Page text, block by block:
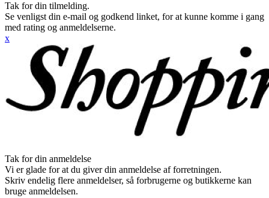
Tak for din tilmelding.
Se venligst din e-mail og godkend linket, for at kunne komme i gang
med rating og anmeldelserne.
x
Tak for din anmeldelse
Vi er glade for at du giver din anmeldelse af forretningen.
Skriv endelig flere anmeldelser, så forbrugerne og butikkerne kan
bruge anmeldelsen.